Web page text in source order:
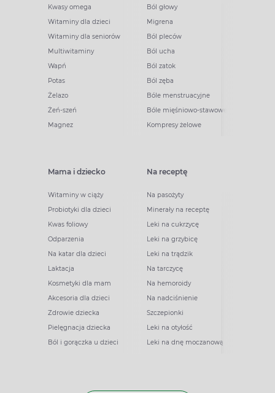
Kwasy omega
Witaminy dla dzieci
Witaminy dla seniorów
Multiwitaminy
Wapń
Potas
Żelazo
Żeń-szeń
Magnez
Ból głowy
Migrena
Ból pleców
Ból ucha
Ból zatok
Ból zęba
Bóle menstruacyjne
Bóle mięśniowo-stawowe
Kompresy żelowe
Mama i dziecko
Witaminy w ciąży
Probiotyki dla dzieci
Kwas foliowy
Odparzenia
Na katar dla dzieci
Laktacja
Kosmetyki dla mam
Akcesoria dla dzieci
Zdrowie dziecka
Pielęgnacja dziecka
Ból i gorączka u dzieci
Na receptę
Na pasożyty
Minerały na receptę
Leki na cukrzycę
Leki na grzybicę
Leki na trądzik
Na tarczycę
Na hemoroidy
Na nadciśnienie
Szczepionki
Leki na otyłość
Leki na dnę moczanową